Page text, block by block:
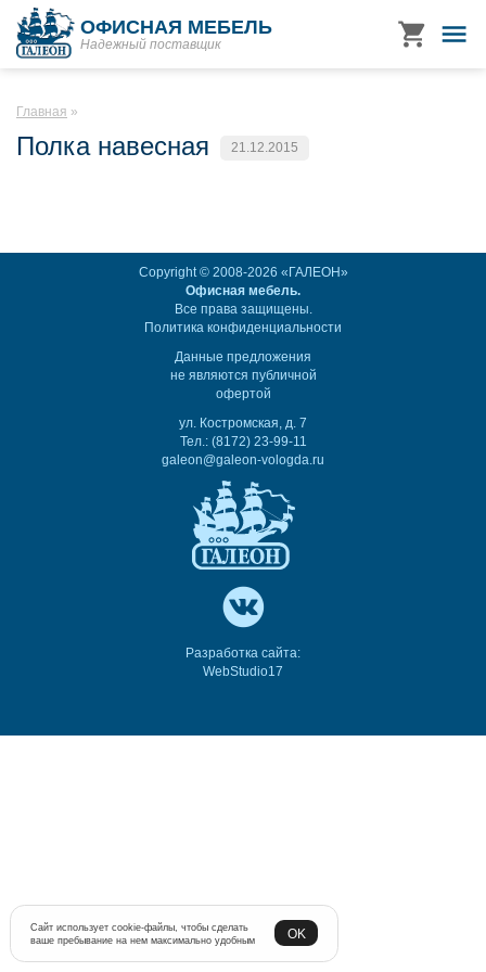
ОФИСНАЯ МЕБЕЛЬ
Надежный поставщик
Главная
Полка навесная 21.12.2015
Copyright © 2008-2026 «ГАЛЕОН»
Офисная мебель.
Все права защищены.
Политика конфиденциальности
Данные предложения
не являются публичной
офертой
ул. Костромская, д. 7
Тел.: (8172) 23-99-11
galeon@galeon-vologda.ru
Разработка сайта:
WebStudio17
Сайт использует cookie-файлы, чтобы сделать
ваше пребывание на нем максимально удобным
OK